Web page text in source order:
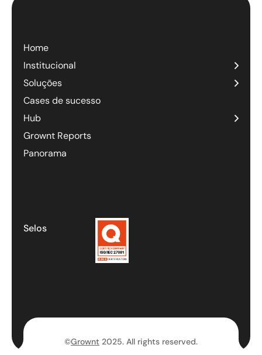
Home
Institucional
Soluções
Cases de sucesso
Hub
Grownt Reports
Panorama
Selos
©Grownt 2025. All rights reserved.